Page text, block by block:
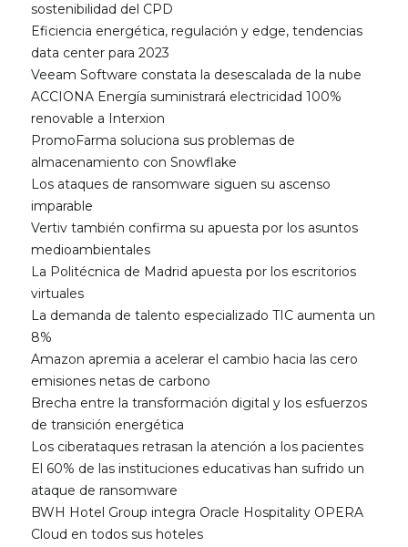
sostenibilidad del CPD
Eficiencia energética, regulación y edge, tendencias
data center para 2023
Veeam Software constata la desescalada de la nube
ACCIONA Energía suministrará electricidad 100%
renovable a Interxion
PromoFarma soluciona sus problemas de
almacenamiento con Snowflake
Los ataques de ransomware siguen su ascenso
imparable
Vertiv también confirma su apuesta por los asuntos
medioambientales
La Politécnica de Madrid apuesta por los escritorios
virtuales
La demanda de talento especializado TIC aumenta un
8%
Amazon apremia a acelerar el cambio hacia las cero
emisiones netas de carbono
Brecha entre la transformación digital y los esfuerzos
de transición energética
Los ciberataques retrasan la atención a los pacientes
El 60% de las instituciones educativas han sufrido un
ataque de ransomware
BWH Hotel Group integra Oracle Hospitality OPERA
Cloud en todos sus hoteles